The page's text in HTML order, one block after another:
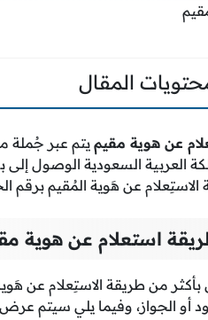
المقال
عن هوية مقيم يتم عبر جُملة
العربية السعودية الوصول
الاستِعلام عن هَوية المُقيم برقم
استعلام عن هوية
من طريقة الاستِعلام عن
أو الجواز، وفيما يلي سيتم